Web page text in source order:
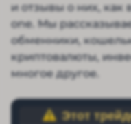
и отзывы о них, как
one. Мы
обменники,
криптовалюты,
многое другое.
Этот